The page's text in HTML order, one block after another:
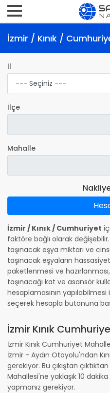
İzmir / Kınık /
İl
İlçe
Mahalle
İzmir / Kınık / Cumhuriyet
faktöre bağlı olarak
taşınacak eşya miktarı ve
taşınacak eşyaların
paketlenmesi ve
taşınacağı kat ve asansör
hesaplamasının
seçerek hesapla butonuna
İzmir Kınık
İzmir Kınık Cumhuriyet
İzmir - Aydın Otoyolu'ndan
gerekiyor. Bu çıkıştan
Mahallesi'ne yaklaşık 10
yapmanız gerekiyor.